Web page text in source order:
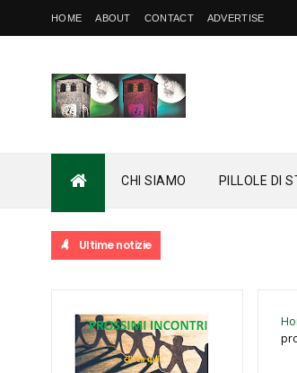
HOME ABOUT CONTACT ADVERTISE
CHI SIAMO PILLOLE DI
Ultime notizie